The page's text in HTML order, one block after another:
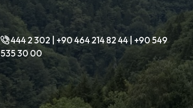
444 2 302 | +90 464 214 82 44 | +90 549
535 30 00